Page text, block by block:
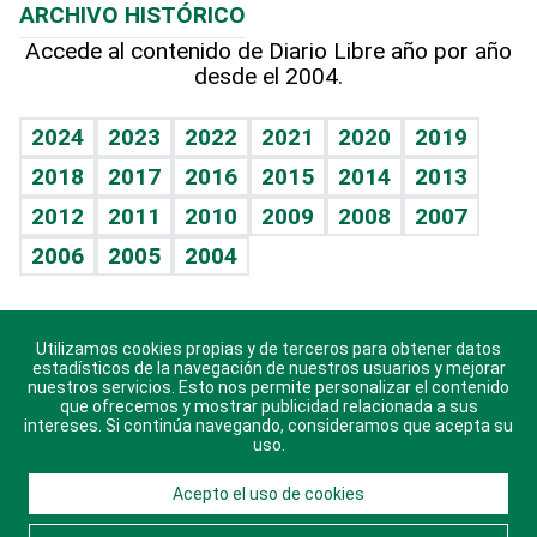
Hablando con el pediatra
Vida y familia
Eñe
Celebrando la vida
Sin complejos
En pocas palabras
Escuchando al corazón
Economía Personal
Línea de hit
TBT Deportivo
Hecho en casa
Guía del dinero
Cumpleaños
Horóscopos
Crucigramas
ARCHIVO HISTÓRICO
Accede al contenido de Diario Libre año por año
desde el 2004.
2024 2023 2022 2021 2020
2019
2018
2017 2016 2015 2014
2013
2012
2011 2010 2009 2008
2007
2006
2005 2004
Descarga nuestras aplicaciones para Android, iOS y
sistema Huawei.
© 2021 Diario Libre, todos los derechos reservados.
Utilizamos cookies propias y de terceros para obtener datos
estadísticos de la navegación de nuestros usuarios y mejorar
nuestros servicios. Esto nos permite personalizar el contenido
que ofrecemos y mostrar publicidad relacionada a sus
intereses. Si continúa navegando, consideramos que acepta su
uso.
Acepto el uso de cookies